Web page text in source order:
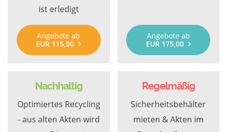
ist erledigt
Angebote ab
EUR 115,00
Angebote ab
EUR 175,00
Nachhaltig
Optimiertes Recycling
- aus alten Akten wird
Regelmäßig
Sicherheitsbehälter
mieten & Akten im